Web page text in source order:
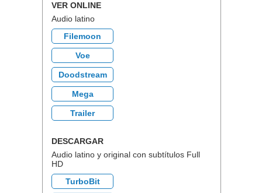
VER ONLINE
Audio latino
Filemoon
Voe
Doodstream
Mega
Trailer
DESCARGAR
Audio latino y original con subtítulos Full
HD
TurboBit